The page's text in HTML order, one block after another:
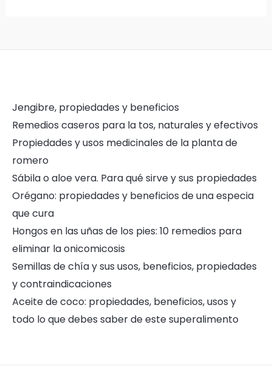
Jengibre, propiedades y beneficios
Remedios caseros para la tos, naturales y efectivos
Propiedades y usos medicinales de la planta de
romero
Sábila o aloe vera. Para qué sirve y sus propiedades
Orégano: propiedades y beneficios de una especia
que cura
Hongos en las uñas de los pies: 10 remedios para
eliminar la onicomicosis
Semillas de chía y sus usos, beneficios, propiedades
y contraindicaciones
Aceite de coco: propiedades, beneficios, usos y
todo lo que debes saber de este superalimento